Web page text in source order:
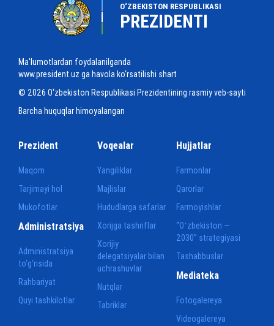
O‘ZBEKISTON RESPUBLIKASI
PREZIDENTI
Ma'lumotlardan foydalanilganda
www.president.uz ga havola ko‘rsatilishi shart
© 2026 O‘zbekiston Respublikasi Prezidentining rasmiy veb-sayti
Barcha huquqlar himoyalangan
Prezident
Maqom
Tarjimayi hol
Mukofotlar
Voqealar
Yangiliklar
Majlislar
Hududlarga safarlar
Xorijga tashriflar
Xorijiy
delegatsiyalar bilan
uchrashuvlar
Nutqlar
Tabriklar
Hujjatlar
Farmonlar
Qarorlar
Farmoyishlar
“Oʻzbekiston —
2030” strategiyasi
Tashabbuslar
Administratsiya
Administratsiya
to‘g‘risida
Rahbariyat
Quyi tashkilotlar
Mediateka
Fotogalereya
Videogalereya